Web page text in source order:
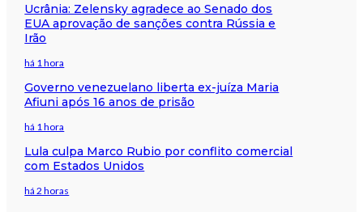
Ucrânia: Zelensky agradece ao Senado dos
EUA aprovação de sanções contra Rússia e
Irão
há 1 hora
Governo venezuelano liberta ex-juíza Maria
Afiuni após 16 anos de prisão
há 1 hora
Lula culpa Marco Rubio por conflito comercial
com Estados Unidos
há 2 horas